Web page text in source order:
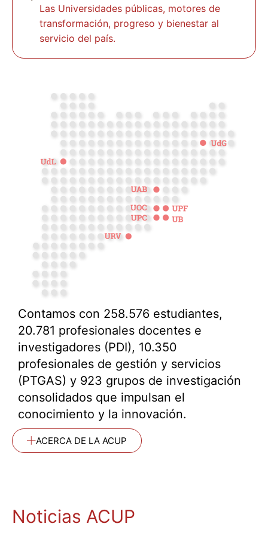
Las Universidades públicas, motores de
transformación, progreso y bienestar al
servicio del país.
Contamos con 258.576 estudiantes,
20.781 profesionales docentes e
investigadores (PDI), 10.350
profesionales de gestión y servicios
(PTGAS) y 923 grupos de investigación
consolidados que impulsan el
conocimiento y la innovación.
ACERCA DE LA ACUP
Noticias ACUP